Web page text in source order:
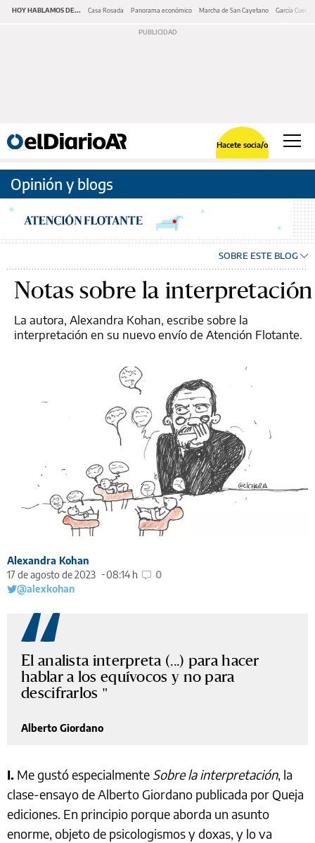
HOY HABLAMOS DE... Casa Rosada Panorama económico Marcha de San Cayetano García Cuerva
Hacete socia/o
Opinión y blogs
SOBRE ESTE BLOG
Notas sobre la interpretación
La autora, Alexandra Kohan, escribe sobre la
interpretación en su nuevo envío de Atención Flotante.
Alexandra Kohan
17 de agosto de 2023
08:14 h
0
@alexkohan
El analista interpreta (...) para hacer
hablar a los equívocos y no para
descifrarlos
Alberto Giordano
I. Me gustó especialmente Sobre la interpretación, la
clase-ensayo de Alberto Giordano publicada por Queja
ediciones. En principio porque aborda un asunto
enorme, objeto de psicologismos y doxas, y lo va